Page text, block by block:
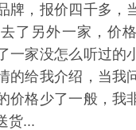
牌，报价四千多，
了另外一家，价
一家没怎么听过的
的给我介绍，当我
价格少了一般，我
货...